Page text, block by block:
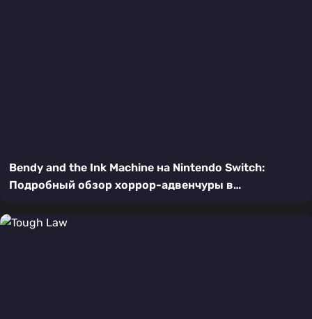
Bendy and the Ink Machine на Nintendo Switch:
Подробный обзор хоррор-адвенчуры в